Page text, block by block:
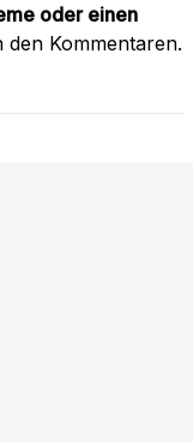
oder einen
Kommentaren.